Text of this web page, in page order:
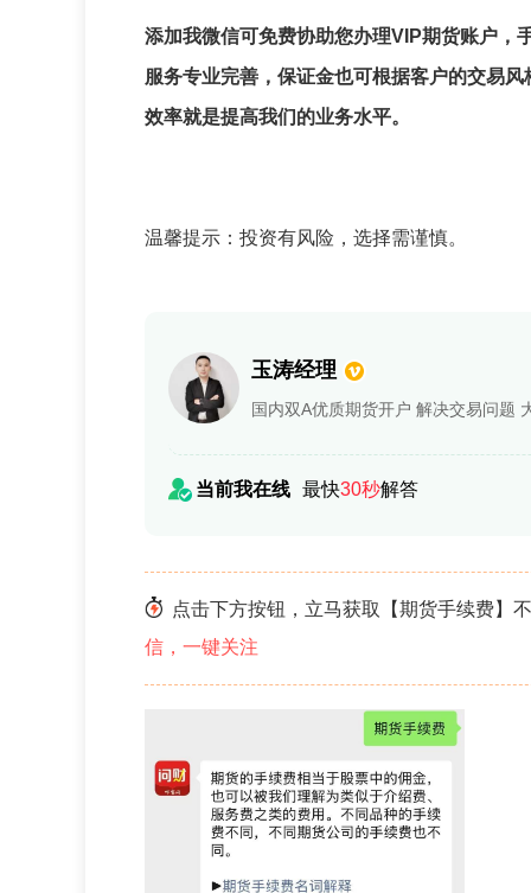
添加我微信可免费协助您办理VIP期货账户，
服务专业完善，保证金也可根据客户的交易
效率就是提高我们的业务水平。
温馨提示：投资有风险，选择需谨慎。
玉涛经理
当前我在线 最快30秒解答
点击下方按钮，立马获取【期货手续费】
信，一键关注